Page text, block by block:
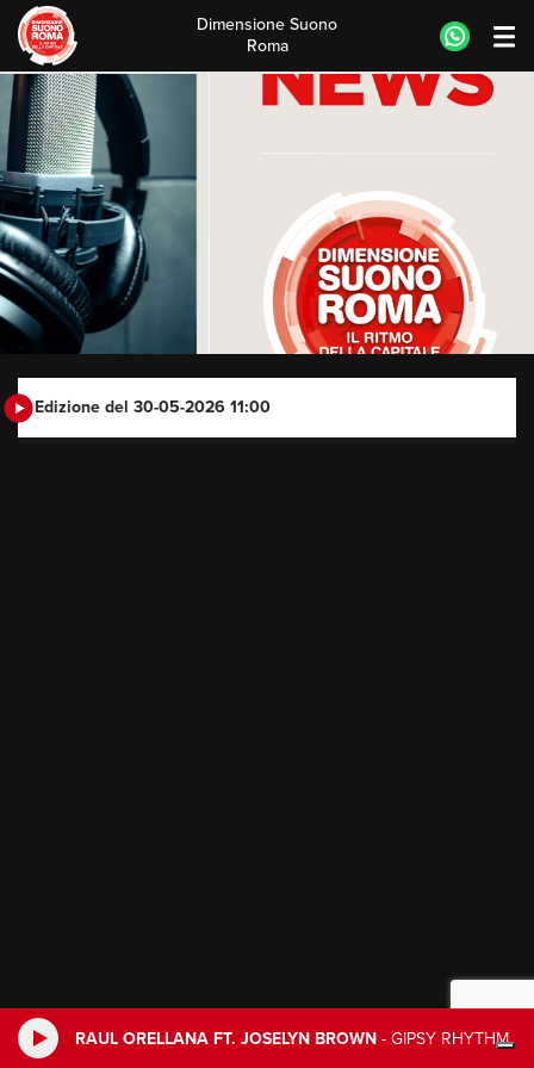
RAUL ORELLANA FT. JOSELYN BROWN - GIPSY RHYTHM
Skip
to
content
Dimensione Suono
Roma
Edizione del 30-05-2026 11:00